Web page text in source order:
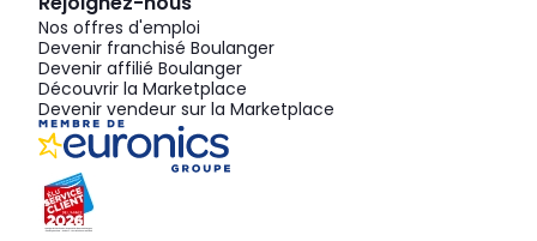
Nos offres d'emploi
Devenir franchisé Boulanger
Devenir affilié Boulanger
Découvrir la Marketplace
Devenir vendeur sur la Marketplace